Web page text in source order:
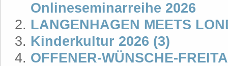
Onlineseminarreihe 2026
LANGENHAGEN MEETS
Kinderkultur 2026 (3)
OFFENER-WÜNSCHE-